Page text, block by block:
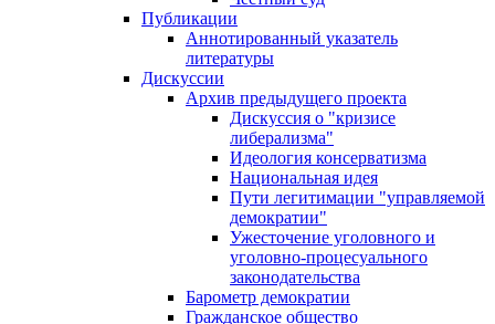
Публикации
Аннотированный указатель
литературы
Дискуссии
Архив предыдущего проекта
Дискуссия о "кризисе
либерализма"
Идеология консерватизма
Национальная идея
Пути легитимации "управляемой
демократии"
Ужесточение уголовного и
уголовно-процесуального
законодательства
Барометр демократии
Гражданское общество